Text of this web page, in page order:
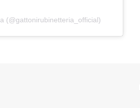
(@gattonirubinetteria_official)